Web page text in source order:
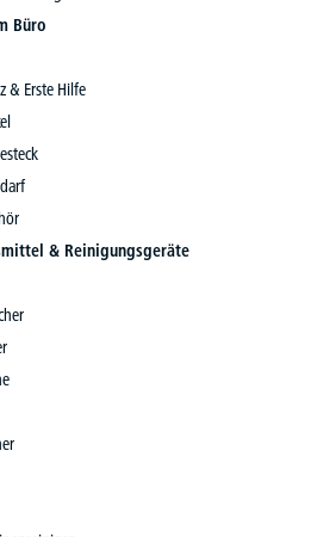
Büro
& Erste Hilfe
& Reinigungsgeräte